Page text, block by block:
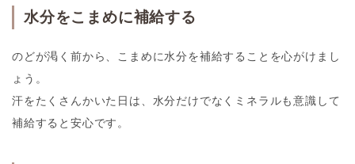
水分をこまめに補給する
のどが渇く前から、こまめに水分を補給することを心がけまし
ょう。
汗をたくさんかいた日は、水分だけでなくミネラルも意識して
補給すると安心です。